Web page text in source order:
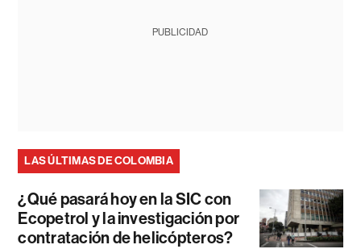
PUBLICIDAD
LAS ÚLTIMAS DE COLOMBIA
¿Qué pasará hoy en la SIC con
Ecopetrol y la investigación por
contratación de helicópteros?